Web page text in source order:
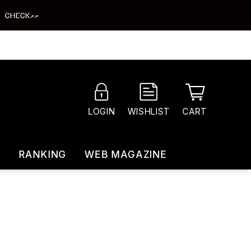
LOGIN WISHLIST CART
RANKING WEB MAGAZINE